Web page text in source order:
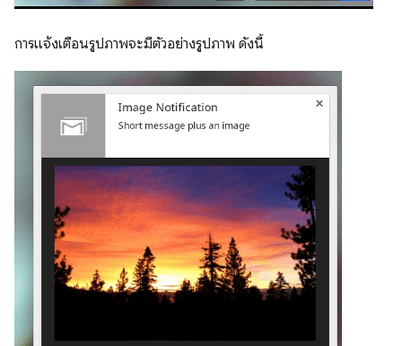
การแจ้งเตือนรูปภาพจะมีตัวอย่างรูปภาพ ดังนี้